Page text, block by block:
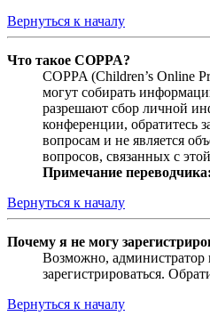
Вернуться к началу
Что такое COPPA?
COPPA (Children’s Online
могут собирать
разрешают сбор личной
конференции, обратитесь
вопросам и не является
вопросов, связанных с
Примечание
Вернуться к началу
Почему я не могу
Возможно, администратор
зарегистрироваться.
Вернуться к началу